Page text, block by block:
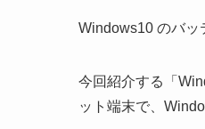
Windows10 のバッ
今回紹介する「
ット端末で、